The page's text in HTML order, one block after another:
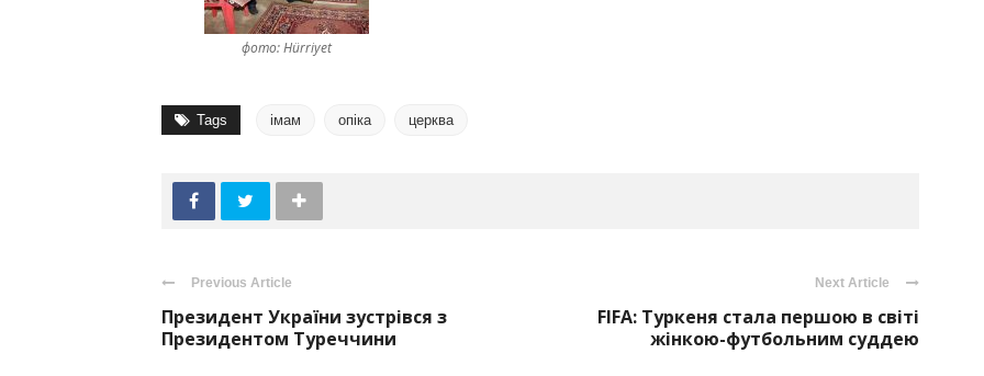
фото: Hürriyet
Tags імам опіка церква
Previous Article
Президент України зустрівся з
Президентом Туреччини
Next Article
FIFA: Туркеня стала першою в світі
жінкою-футбольним суддею